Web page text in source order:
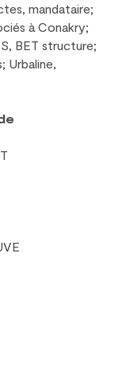
mandataire;
à Conakry;
BET structure;
Urbaline,